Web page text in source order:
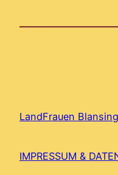
LandFrauen
IMPRESSUM &